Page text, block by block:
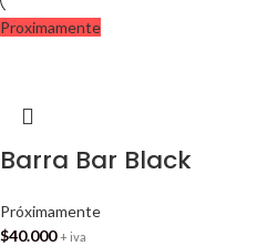
Proximamente
Barra Bar Black
Próximamente
$40.000 + iva